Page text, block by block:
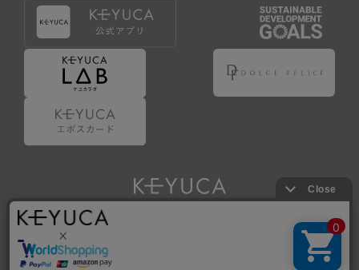
（5） その他、本規約または個別規定に違反した場合。
4.会員登録が取り消された場合においても、当該会員は、
弊社とのお取引等により既に発生した支払義務等の取引上
の義務および本規約上の義務の履行責任を免れないものと
します。
5.仮登録とは、ケユカが提供するアプリ等でサービスを利
用するための簡易的な会員登録（以下「仮登録」といいま
6.仮登録をすることで、第9条のポイント付与を受けるこ
とができます。
7.仮登録状態はポイントの利用は行えず、第3条1項の通り
に登録完了することでポイント利用が行えるようになりま
す。
Copyright © KAWAJUN Co., Ltd. All Rights Reserved.